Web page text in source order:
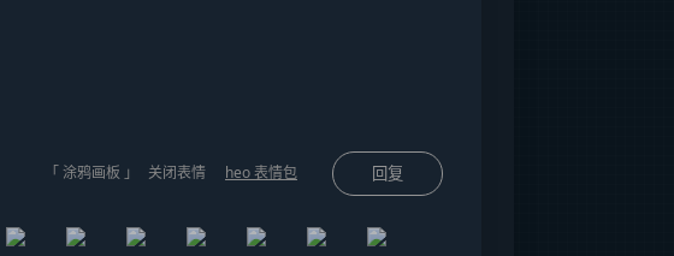
「 涂鸦画板 」 关闭表情 heo 表情包 回复